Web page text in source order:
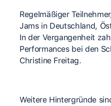
Regelmäßiger
Jams in Deutschland,
In der Vergangenheit
Performances bei den
Christine Freitag.
Weitere Hintergründe